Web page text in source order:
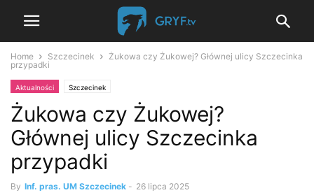
Home Szczecinek
Żukowa czy Żukowej? Głównej ulicy Szczecinka
przypadki
Aktualności Szczecinek
Żukowa czy Żukowej?
Głównej ulicy Szczecinka
przypadki
By Inf. pras. UM Szczecinek - 26 lipca 2025